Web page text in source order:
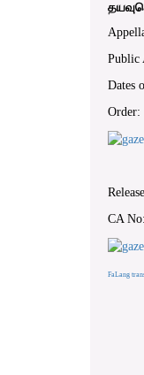
Public
Dates
Order:
CA
FaLang